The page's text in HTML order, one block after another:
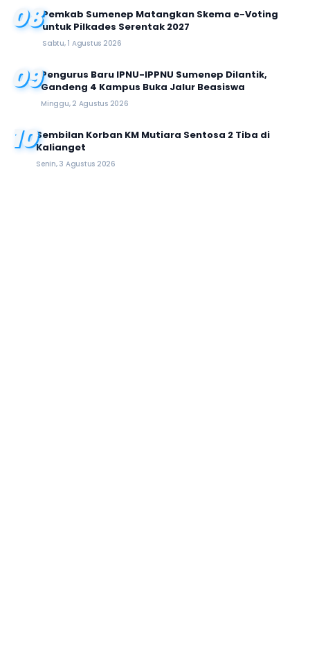
08Pemkab Sumenep Matangkan Skema e-Voting
untuk Pilkades Serentak 2027
Sabtu, 1 Agustus 2026
09Pengurus Baru IPNU-IPPNU Sumenep Dilantik,
Gandeng 4 Kampus Buka Jalur Beasiswa
Minggu, 2 Agustus 2026
10Sembilan Korban KM Mutiara Sentosa 2 Tiba di
Kalianget
Senin, 3 Agustus 2026